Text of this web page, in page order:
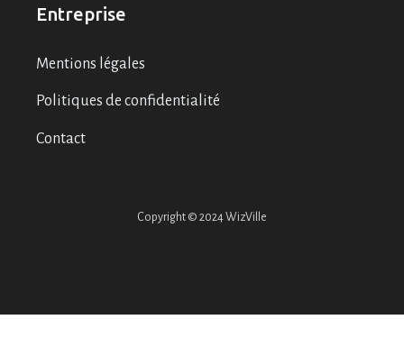
Entreprise
Mentions légales
Politiques de confidentialité
Contact
Copyright © 2024 WizVille